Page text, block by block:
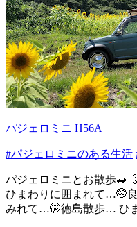
パジェロミニ H56A
#パジェロミニのある生活
パジェロミニとお散歩
ひまわりに囲まれて…🤭
みれて…🤭徳島散歩… ひ